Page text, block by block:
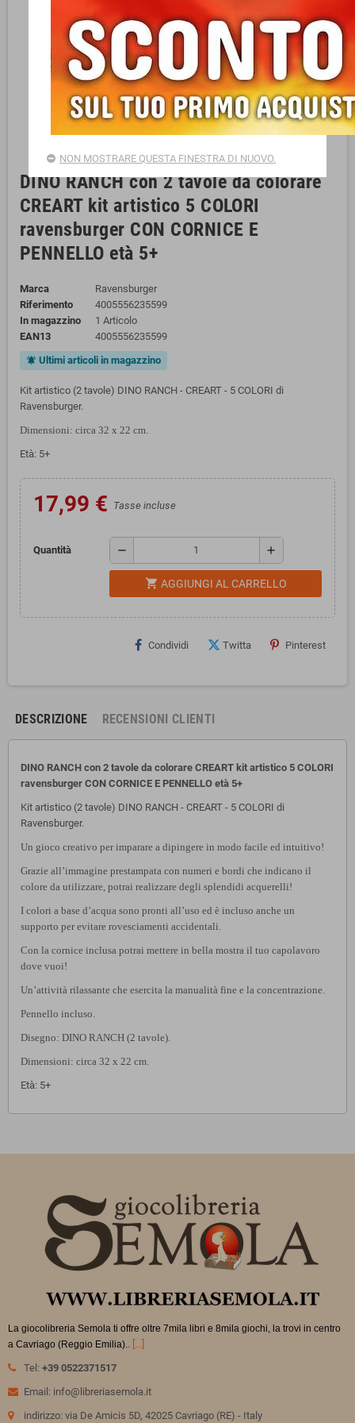
DINO RANCH con 2 tavole da colorare
CREART kit artistico 5 COLORI
ravensburger CON CORNICE E
PENNELLO età 5+
Marca
Ravensburger
Riferimento
4005556235599
In magazzino
1 Articolo
EAN13
4005556235599
notifications_active Ultimi articoli in magazzino
Kit artistico (2 tavole) DINO RANCH - CREART - 5 COLORI di
Ravensburger.
Dimensioni: circa 32 x 22 cm.
Età: 5+
17,99 € Tasse incluse
Quantità remove add
shopping_cart AGGIUNGI AL CARRELLO
Condividi Twitta Pinterest
DESCRIZIONE RECENSIONI CLIENTI
DINO RANCH con 2 tavole da colorare CREART kit artistico 5 COLORI
ravensburger CON CORNICE E PENNELLO età 5+
Kit artistico (2 tavole) DINO RANCH - CREART - 5 COLORI di
Ravensburger.
Un gioco creativo per imparare a dipingere in modo facile ed intuitivo!
Grazie all’immagine prestampata con numeri e bordi che indicano il
colore da utilizzare, potrai realizzare degli splendidi acquerelli!
I colori a base d’acqua sono pronti all’uso ed è incluso anche un
supporto per evitare rovesciamenti accidentali.
Con la cornice inclusa potrai mettere in bella mostra il tuo capolavoro
dove vuoi!
Un’attività rilassante che esercita la manualità fine e la concentrazione.
Pennello incluso.
Disegno: DINO RANCH (2 tavole).
Dimensioni: circa 32 x 22 cm.
Età: 5+
La giocolibreria Semola ti offre oltre 7mila libri e 8mila giochi, la trovi in centro
a Cavriago (Reggio Emilia). . [...]
Tel: +39 0522371517
Email: info@libreriasemola.it
indirizzo: via De Amicis 5D, 42025 Cavriago (RE) - Italy
NON MOSTRARE QUESTA FINESTRA DI NUOVO.